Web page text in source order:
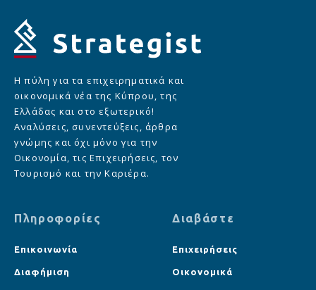
Η πύλη για τα επιχειρηματικά και
οικονομικά νέα της Κύπρου, της
Ελλάδας και στο εξωτερικό!
Αναλύσεις, συνεντεύξεις, άρθρα
γνώμης και όχι μόνο για την
Οικονομία, τις Επιχειρήσεις, τον
Τουρισμό και την Καριέρα.
Πληροφορίες
Επικοινωνία
Διαφήμιση
Διαβάστε
Επιχειρήσεις
Οικονομικά